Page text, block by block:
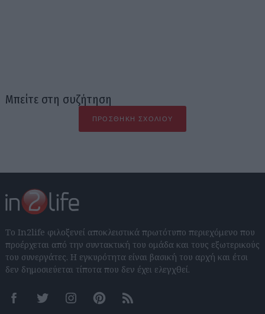
Μπείτε στη συζήτηση
ΠΡΟΣΘΉΚΗ ΣΧΟΛΊΟΥ
Το In2life φιλοξενεί αποκλειστικά πρωτότυπο περιεχόμενο που
προέρχεται από την συντακτική του ομάδα και τους εξωτερικούς
του συνεργάτες. Η εγκυρότητα είναι βασική του αρχή και έτσι
δεν δημοσιεύεται τίποτα που δεν έχει ελεγχθεί.
FacebookTwitter InstagramPinterestRSS feeds